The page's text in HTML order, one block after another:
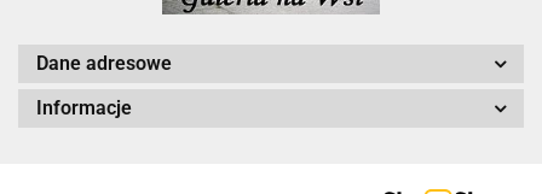
Dane adresowe
Informacje